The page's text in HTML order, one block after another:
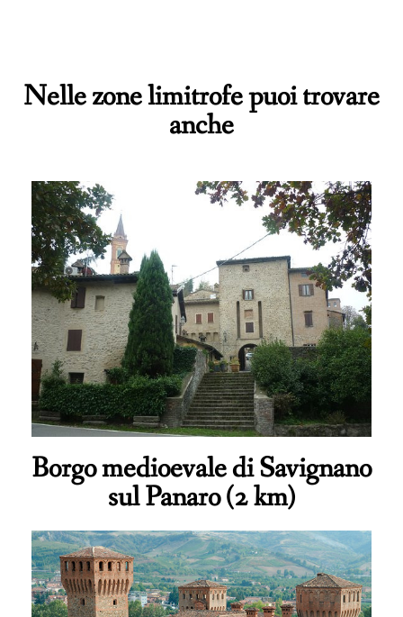
Nelle zone limitrofe puoi trovare
anche
Borgo medioevale di Savignano
sul Panaro (2 km)